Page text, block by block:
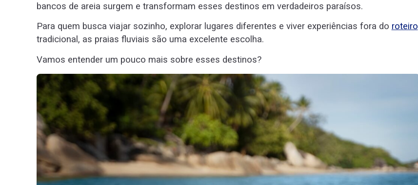
bancos de areia surgem e transformam esses destinos em verdadeiros paraísos.
Para quem busca viajar sozinho, explorar lugares diferentes e viver experiências fora do roteiro
tradicional, as praias fluviais são uma excelente escolha.
Vamos entender um pouco mais sobre esses destinos?